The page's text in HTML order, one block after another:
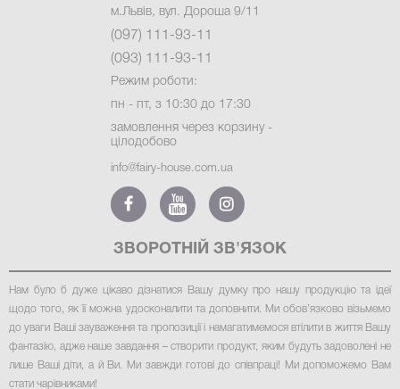
м.Львів, вул. Дороша 9/11
(097) 111-93-11
(093) 111-93-11
Режим роботи:
пн - пт, з 10:30 до 17:30
замовлення через корзину -
цілодобово
info@fairy-house.com.ua
ЗВОРОТНІЙ ЗВ'ЯЗОК
Нам було б дуже цікаво дізнатися Вашу думку про нашу продукцію та ідеї
щодо того, як її можна удосконалити та доповнити. Ми обов’язково візьмемо
до уваги Ваші зауваження та пропозиції і намагатимемося втілити в життя Вашу
фантазію, адже наше завдання – створити продукт, яким будуть задоволені не
лише Ваші діти, а й Ви. Ми завжди готові до співпраці! Ми допоможемо Вам
стати чарівниками!